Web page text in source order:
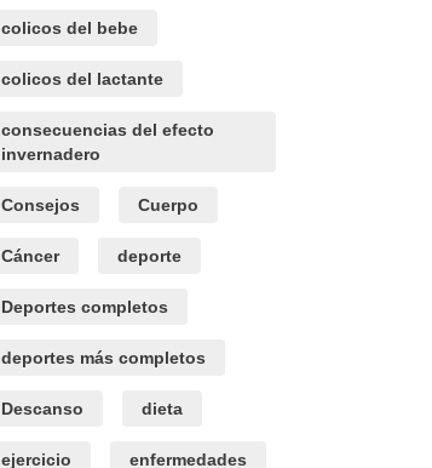
colicos del bebe
colicos del lactante
consecuencias del efecto
invernadero
Consejos Cuerpo
Cáncer deporte
Deportes completos
deportes más completos
Descanso dieta
ejercicio enfermedades